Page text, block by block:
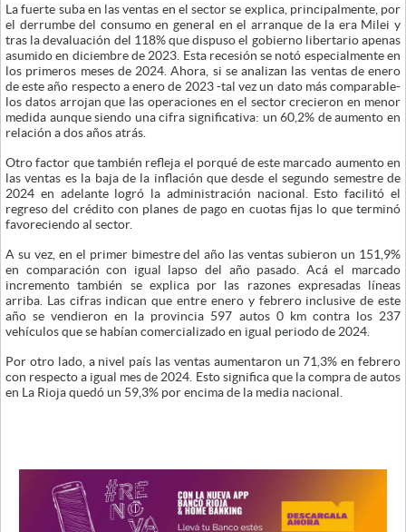
La fuerte suba en las ventas en el sector se explica, principalmente, por
el derrumbe del consumo en general en el arranque de la era Milei y
tras la devaluación del 118% que dispuso el gobierno libertario apenas
asumido en diciembre de 2023. Esta recesión se notó especialmente en
los primeros meses de 2024. Ahora, si se analizan las ventas de enero
de este año respecto a enero de 2023 -tal vez un dato más comparable-
los datos arrojan que las operaciones en el sector crecieron en menor
medida aunque siendo una cifra significativa: un 60,2% de aumento en
relación a dos años atrás.
Otro factor que también refleja el porqué de este marcado aumento en
las ventas es la baja de la inflación que desde el segundo semestre de
2024 en adelante logró la administración nacional. Esto facilitó el
regreso del crédito con planes de pago en cuotas fijas lo que terminó
favoreciendo al sector.
A su vez, en el primer bimestre del año las ventas subieron un 151,9%
en comparación con igual lapso del año pasado. Acá el marcado
incremento también se explica por las razones expresadas líneas
arriba. Las cifras indican que entre enero y febrero inclusive de este
año se vendieron en la provincia 597 autos 0 km contra los 237
vehículos que se habían comercializado en igual periodo de 2024.
Por otro lado, a nivel país las ventas aumentaron un 71,3% en febrero
con respecto a igual mes de 2024. Esto significa que la compra de autos
en La Rioja quedó un 59,3% por encima de la media nacional.